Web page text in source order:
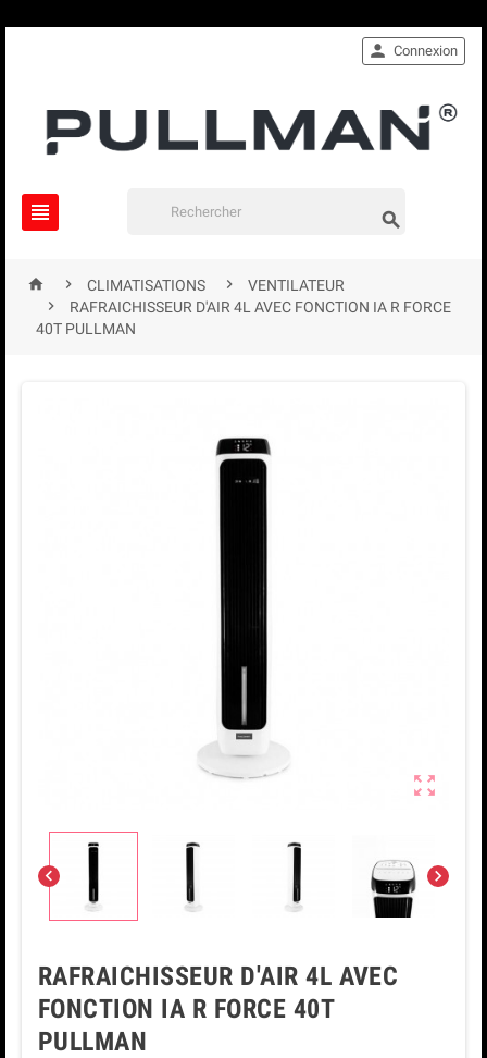
 
 Connexion
  CLIMATISATIONS 
VENTILATEUR

RAFRAICHISSEUR D'AIR 4L AVEC FONCTION IA R FORCE
40T PULLMAN

 
RAFRAICHISSEUR D'AIR 4L AVEC
FONCTION IA R FORCE 40T
PULLMAN